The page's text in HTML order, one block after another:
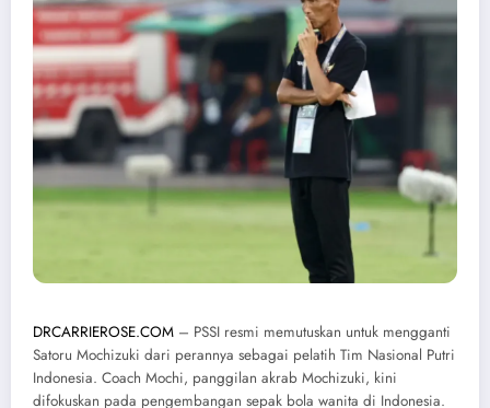
DRCARRIEROSE.COM – PSSI resmi memutuskan untuk mengganti
Satoru Mochizuki dari perannya sebagai pelatih Tim Nasional Putri
Indonesia. Coach Mochi, panggilan akrab Mochizuki, kini
difokuskan pada pengembangan sepak bola wanita di Indonesia.